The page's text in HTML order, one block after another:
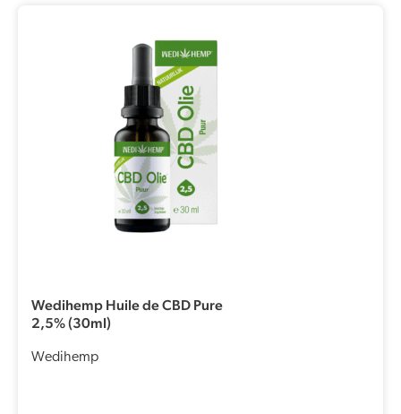
Wedihemp Huile de CBD Pure
2,5% (30ml)
Wedihemp